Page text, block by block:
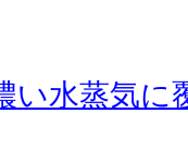
い水蒸気に